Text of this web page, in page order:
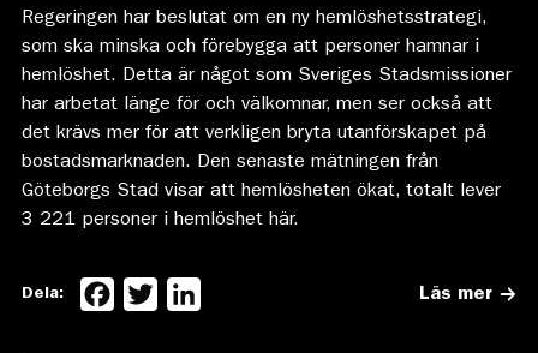
Regeringen har beslutat om en ny hemlöshetsstrategi,
som ska minska och förebygga att personer hamnar i
hemlöshet. Detta är något som Sveriges Stadsmissioner
har arbetat länge för och välkomnar, men ser också att
det krävs mer för att verkligen bryta utanförskapet på
bostadsmarknaden. Den senaste mätningen från
Göteborgs Stad visar att hemlösheten ökat, totalt lever
3 221 personer i hemlöshet här.
Läs mer
Dela: Facebook
Twitter